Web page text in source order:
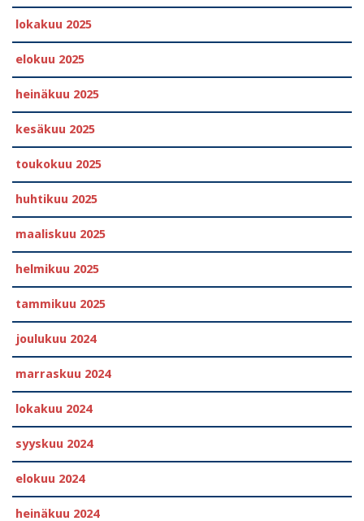
lokakuu 2025
elokuu 2025
heinäkuu 2025
kesäkuu 2025
toukokuu 2025
huhtikuu 2025
maaliskuu 2025
helmikuu 2025
tammikuu 2025
joulukuu 2024
marraskuu 2024
lokakuu 2024
syyskuu 2024
elokuu 2024
heinäkuu 2024